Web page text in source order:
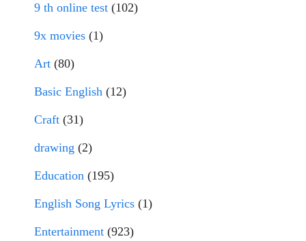
9 th online test (102)
9x movies (1)
Art (80)
Basic English (12)
Craft (31)
drawing (2)
Education (195)
English Song Lyrics (1)
Entertainment (923)